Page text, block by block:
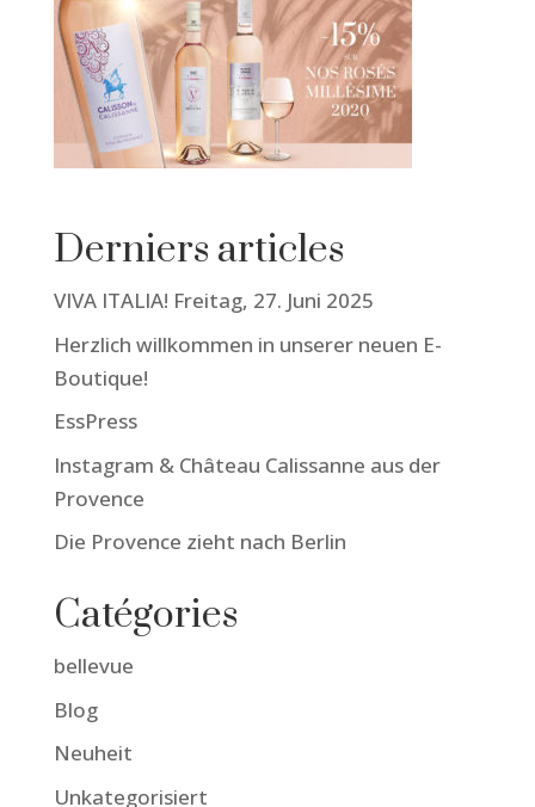
Derniers articles
VIVA ITALIA! Freitag, 27. Juni 2025
Herzlich willkommen in unserer neuen E-
Boutique!
EssPress
Instagram & Château Calissanne aus der
Provence
Die Provence zieht nach Berlin
Catégories
bellevue
Blog
Neuheit
Unkategorisiert